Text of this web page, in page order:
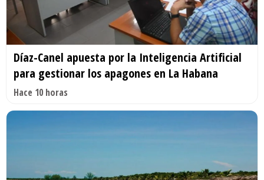
Díaz-Canel apuesta por la Inteligencia Artificial
para gestionar los apagones en La Habana
Hace 10 horas